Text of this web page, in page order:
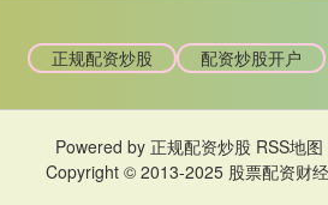
正规配资炒股 配资炒股开户
Powered by 正规配资炒股 RSS地图
Copyright © 2013-2025 股票配资财